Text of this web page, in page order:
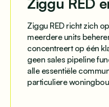
Ziggu RED richt zich
meerdere units
concentreert op één
geen sales pipeline
alle essentiële
particuliere